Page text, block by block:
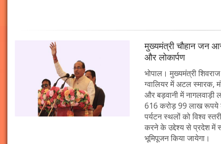
मुख्यमंत्री चौहान जन
और लोकार्पण
भोपाल। मुख्यमंत्री
ग्वालियर में अटल स्मारक,
और बड़वानी में
616 करोड़ 99 लाख रूपये
पर्यटन स्थलों को विश्व
करने के उद्देश्य से प्रदेश में
भूमिपूजन किया जायेगा।